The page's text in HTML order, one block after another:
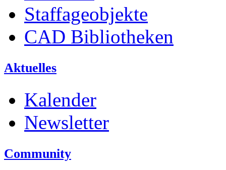
Staffageobjekte
CAD Bibliotheken
Aktuelles
Kalender
Newsletter
Community